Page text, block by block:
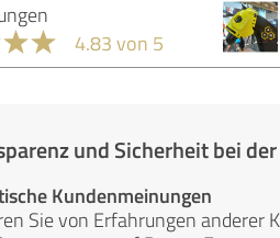
4.83 von 5
und Sicherheit bei
Kundenmeinungen
Sie von Erfahrungen anderer